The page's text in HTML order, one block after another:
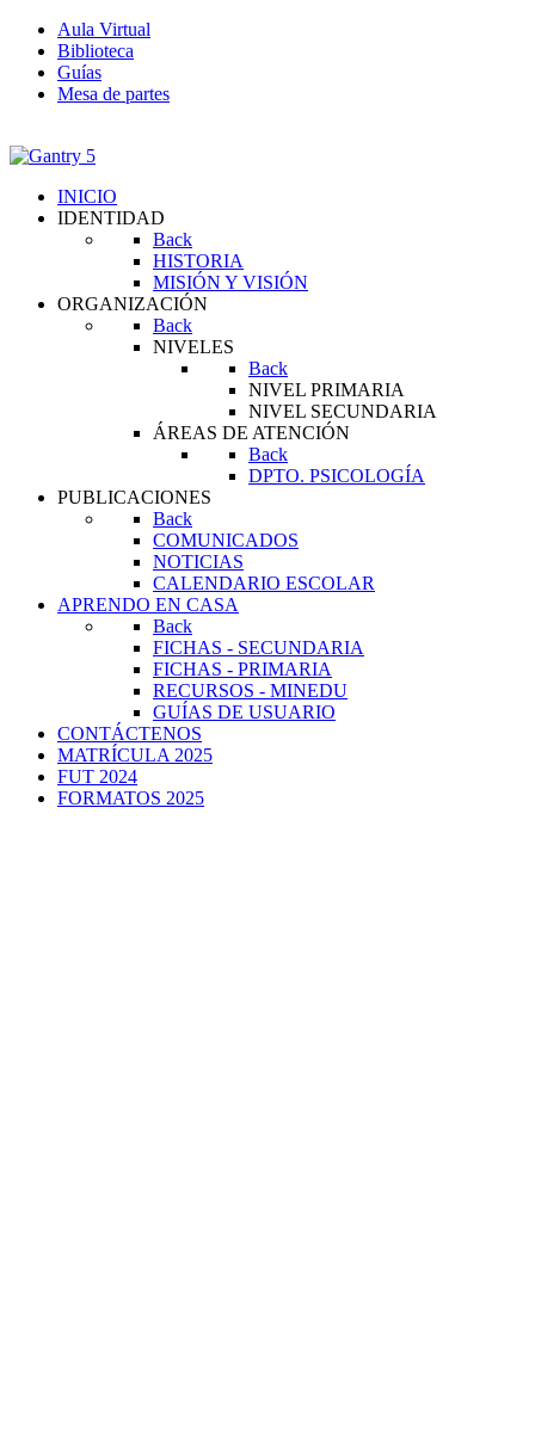
Aula Virtual
Biblioteca
Guías
Mesa de partes
INICIO
IDENTIDAD
Back
HISTORIA
MISIÓN Y VISIÓN
ORGANIZACIÓN
Back
NIVELES
Back
NIVEL PRIMARIA
NIVEL SECUNDARIA
ÁREAS DE ATENCIÓN
Back
DPTO. PSICOLOGÍA
PUBLICACIONES
Back
COMUNICADOS
NOTICIAS
CALENDARIO ESCOLAR
APRENDO EN CASA
Back
FICHAS - SECUNDARIA
FICHAS - PRIMARIA
RECURSOS - MINEDU
GUÍAS DE USUARIO
CONTÁCTENOS
MATRÍCULA 2025
FUT 2024
FORMATOS 2025